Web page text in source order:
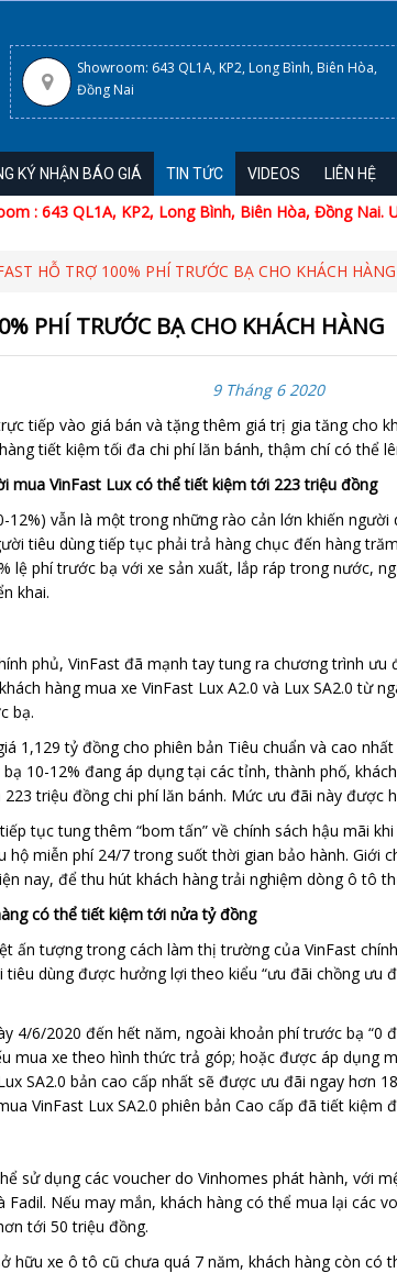
Showroom: 643 QL1A, KP2, Long Bình, Biên Hòa,
Đồng Nai
KÝ NHẬN BÁO GIÁ TIN TỨC VIDEOS LIÊN HỆ
: 643 QL1A, KP2, Long Bình, Biên Hòa, Đồng Nai. Ưu
HỖ TRỢ 100% PHÍ TRƯỚC BẠ CHO KHÁCH HÀNG
PHÍ TRƯỚC BẠ CHO KHÁCH HÀNG
9 Tháng 6 2020
tiếp vào giá bán và tặng thêm giá trị gia tăng cho
tiết kiệm tối đa chi phí lăn bánh, thậm chí có thể
mua VinFast Lux có thể tiết kiệm tới 223 triệu đồng
vẫn là một trong những rào cản lớn khiến
tiêu dùng tiếp tục phải trả hàng chục đến hàng
lệ phí trước bạ với xe sản xuất, lắp ráp trong nước,
khai.
phủ, VinFast đã mạnh tay tung ra chương trình
hàng mua xe VinFast Lux A2.0 và Lux SA2.0 từ
bạ.
1,129 tỷ đồng cho phiên bản Tiêu chuẩn và cao
10-12% đang áp dụng tại các tỉnh, thành phố,
triệu đồng chi phí lăn bánh. Mức ưu đãi này được
tục tung thêm “bom tấn” về chính sách hậu mãi
hộ miễn phí 24/7 trong suốt thời gian bảo hành. Giới
nay, để thu hút khách hàng trải nghiệm dòng ô tô
có thể tiết kiệm tới nửa tỷ đồng
ấn tượng trong cách làm thị trường của VinFast
dùng được hưởng lợi theo kiểu “ưu đãi chồng ưu
4/6/2020 đến hết năm, ngoài khoản phí trước bạ “0
mua xe theo hình thức trả góp; hoặc được áp dụng
SA2.0 bản cao cấp nhất sẽ được ưu đãi ngay hơn
VinFast Lux SA2.0 phiên bản Cao cấp đã tiết kiệm
sử dụng các voucher do Vinhomes phát hành, với
Fadil. Nếu may mắn, khách hàng có thể mua lại các
tới 50 triệu đồng.
hữu xe ô tô cũ chưa quá 7 năm, khách hàng còn có